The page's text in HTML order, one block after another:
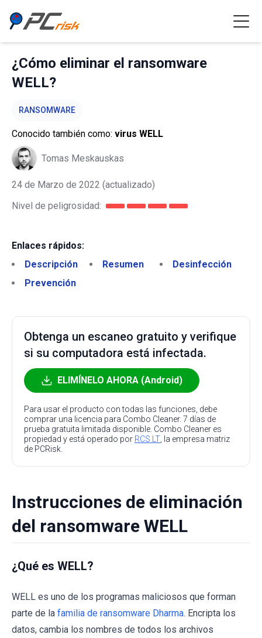
¿Cómo eliminar el ransomware
WELL?
RANSOMWARE
Conocido también como: virus WELL
Tomas Meskauskas
24 de Marzo de 2022 (actualizado)
Nivel de peligrosidad:
Enlaces rápidos:
Descripción
Resumen
Desinfección
Prevención
Obtenga un escaneo gratuito y verifique
si su computadora está infectada.
ELIMÍNELO AHORA (Android)
Para usar el producto con todas las funciones, debe
comprar una licencia para Combo Cleaner. 7 días de
prueba gratuita limitada disponible. Combo Cleaner es
propiedad y está operado por RCS LT , la empresa matriz
de PCRisk.
Instrucciones de eliminación
del ransomware WELL
¿Qué es WELL?
WELL es uno de los programas maliciosos que forman
parte de la familia de ransomware Dharma. Encripta los
datos, cambia los nombres de todos los archivos